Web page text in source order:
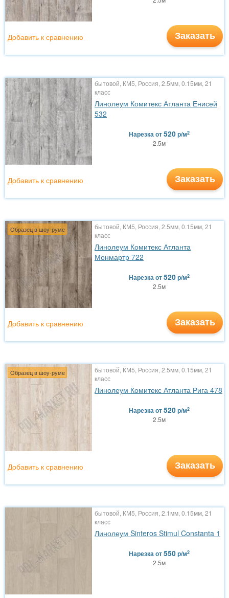
Заказать
Добавить к сравнению
бытовой, КМ5, Россия, 2.5мм, 0.15мм, 21
класс
Линолеум Комитекс Атланта Енисей
532
Нарезкаот520р/м2
2.5м
Заказать
Добавить к сравнению
Образец в шоу-руме
бытовой, КМ5, Россия, 2.5мм, 0.15мм, 21
класс
Линолеум Комитекс Атланта
Монмартр 722
Нарезкаот520р/м2
2.5м
Заказать
Добавить к сравнению
Образец в шоу-руме
бытовой, КМ5, Россия, 2.5мм, 0.15мм, 21
класс
Линолеум Комитекс Атланта Рига 478
Нарезкаот520р/м2
2.5м
Заказать
Добавить к сравнению
бытовой, КМ5, Россия, 2.1мм, 0.15мм, 21
класс
Линолеум Sinteros Stimul Constanta 1
Нарезкаот550р/м2
2.5м